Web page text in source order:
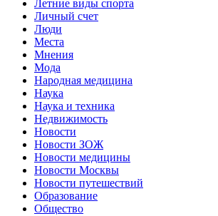
Летние виды спорта
Личный счет
Люди
Места
Мнения
Мода
Народная медицина
Наука
Наука и техника
Недвижимость
Новости
Новости ЗОЖ
Новости медицины
Новости Москвы
Новости путешествий
Образование
Общество